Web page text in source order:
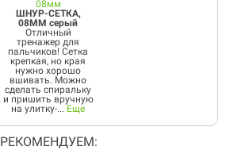
08мм
ШНУР-СЕТКА,
08ММ серый
Отличный
тренажер для
пальчиков! Сетка
крепкая, но края
нужно хорошо
вшивать. Можно
сделать спиральку
и пришить вручную
на улитку-...Еще
РЕКОМЕНДУЕМ: